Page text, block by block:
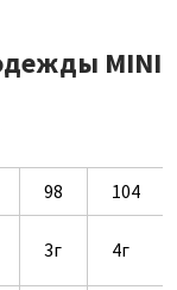
MINI
98
104
3г 4г